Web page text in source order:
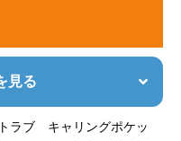
見る
ラブ キャリングポケッ